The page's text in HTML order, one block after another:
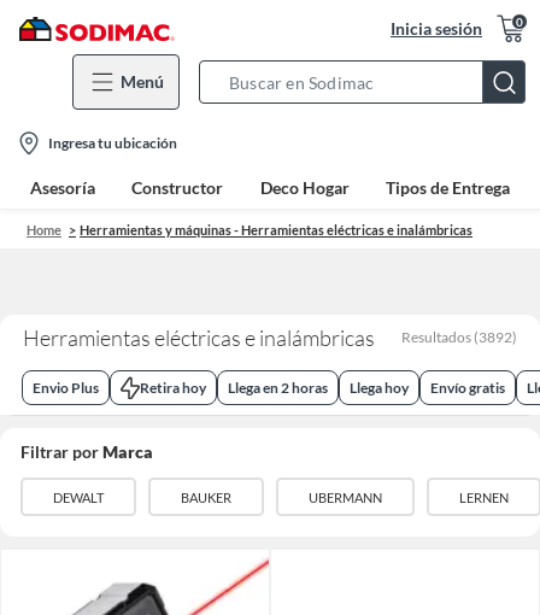
Inicia sesión 0
Menú
Bar
location-
icon
Ingresa tu ubicación
Asesoría Constructor Deco Hogar Tipos de Entrega
Home Herramientas y máquinas - Herramientas eléctricas e inalámbricas
Herramientas eléctricas e inalámbricas Resultados (3892)
Envio Plus Retira hoy Llega en 2 horas Llega hoy Envío gratis
Filtrar porMarca
DEWALT BAUKER UBERMANN LERNEN